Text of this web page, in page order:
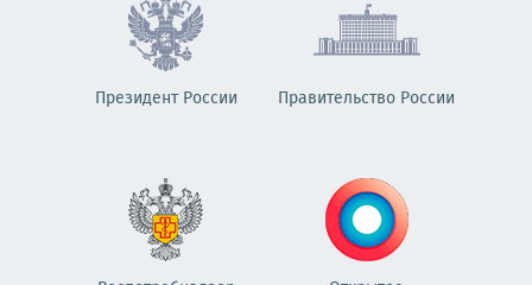
Президент России Правительство России